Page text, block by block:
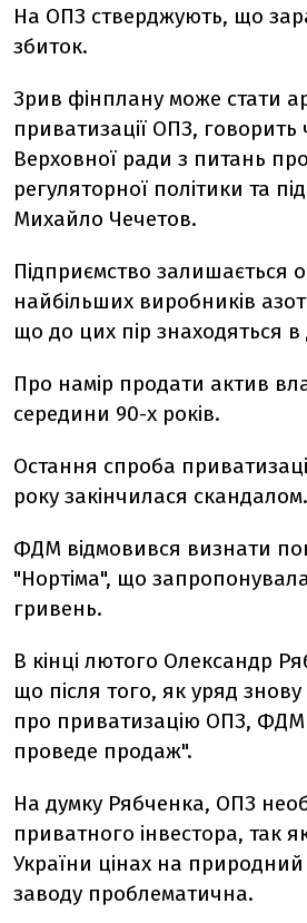
На ОПЗ стверджують, що
збиток.
Зрив фінплану може стати
приватизації ОПЗ, говорить
Верховної ради з питань
регуляторної політики та
Михайло Чечетов.
Підприємство залишається
найбільших виробників
що до цих пір знаходяться в
Про намір продати актив
середини 90-х років.
Остання спроба
року закінчилася скандалом.
ФДМ відмовився визнати
"Нортіма", що
гривень.
В кінці лютого Олександр
що після того, як уряд
про приватизацію ОПЗ,
проведе продаж".
На думку Рябченка, ОПЗ
приватного інвестора, так
України цінах на природний
заводу проблематична.